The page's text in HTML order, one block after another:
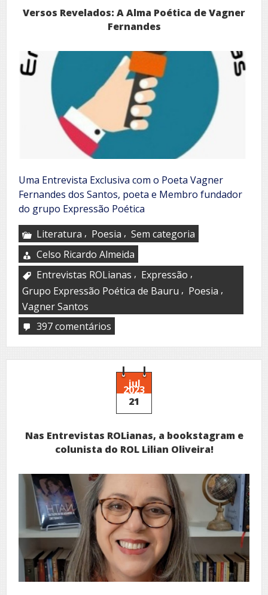
Versos Revelados: A Alma Poética de Vagner
Fernandes
Uma Entrevista Exclusiva com o Poeta Vagner
Fernandes dos Santos, poeta e Membro fundador
do grupo Expressão Poética
Literatura , Poesia , Sem categoria
Celso Ricardo Almeida
Entrevistas ROLianas , Expressão ,
Grupo Expressão Poética de Bauru , Poesia ,
Vagner Santos
397 comentários
Revelados:
A
Alma
Poética
de
Vagner
Fernandes
jul
2023
21
Nas Entrevistas ROLianas, a bookstagram e
colunista do ROL Lilian Oliveira!